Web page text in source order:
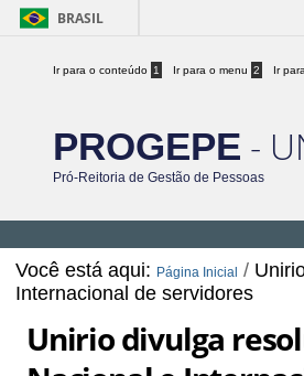
BRASIL
Ir para o conteúdo 1 Ir para o menu 2 Ir
PROGEPE -
Pró-Reitoria de Gestão de Pessoas
Você está aqui: Página Inicial /
Internacional de servidores
Unirio divulga